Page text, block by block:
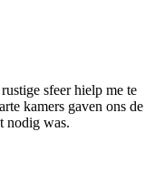
sfeer hielp me te
kamers gaven ons de
nodig was.